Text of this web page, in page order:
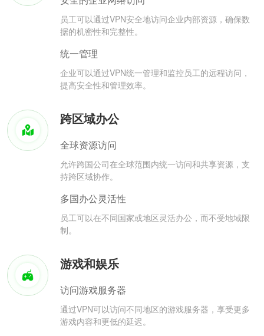
员工可以通过VPN安全地访问企业内部资源，确保数
据的机密性和完整性。
统一管理
企业可以通过VPN统一管理和监控员工的远程访问，
提高安全性和管理效率。
跨区域办公
全球资源访问
允许跨国公司在全球范围内统一访问和共享资源，支
持跨区域协作。
多国办公灵活性
员工可以在不同国家或地区灵活办公，而不受地域限
制。
游戏和娱乐
访问游戏服务器
通过VPN可以访问不同地区的游戏服务器，享受更多
游戏内容和更低的延迟。